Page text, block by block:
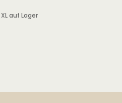
auf Lager